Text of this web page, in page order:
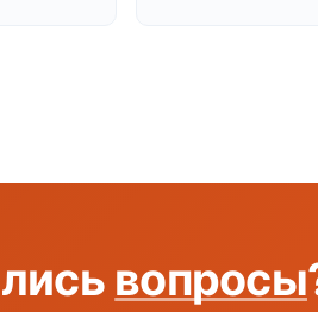
вопросы